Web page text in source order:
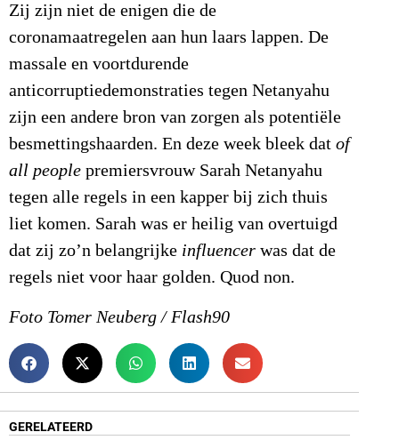
Zij zijn niet de enigen die de
coronamaatregelen aan hun laars lappen. De
massale en voortdurende
anticorruptiedemonstraties tegen Netanyahu
zijn een andere bron van zorgen als potentiële
besmettingshaarden. En deze week bleek dat of
all people premiersvrouw Sarah Netanyahu
tegen alle regels in een kapper bij zich thuis
liet komen. Sarah was er heilig van overtuigd
dat zij zo’n belangrijke influencer was dat de
regels niet voor haar golden. Quod non.
Foto Tomer Neuberg / Flash90
GERELATEERD